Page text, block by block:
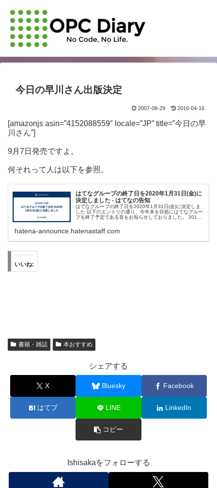
今日の早川さん出版決定
2007-08-29 2016-04-16
[amazonjs asin=”4152088559″ locale=”JP” title=”今日の早
川さん”]
9月7日発売ですよ。
何それって人は以下を参照。
はてなグループの終了日を2020年1月31日(金)に
決定しました - はてなの告知
はてなグループの終了日を2020年1月31日(金)に決定しま
した 以下のエントリの通り、今年末を目処にはてなグルー
プを終了予定である旨をお知らせしておりました。 2019
- はてなグルー...
hatena-announce.hatenastaff.com
いいね:
書籍・雑誌 本おすすめ
シェアする
X Bluesky Facebook
はてブ LINE LinkedIn
コピー
Ishisakaをフォローする